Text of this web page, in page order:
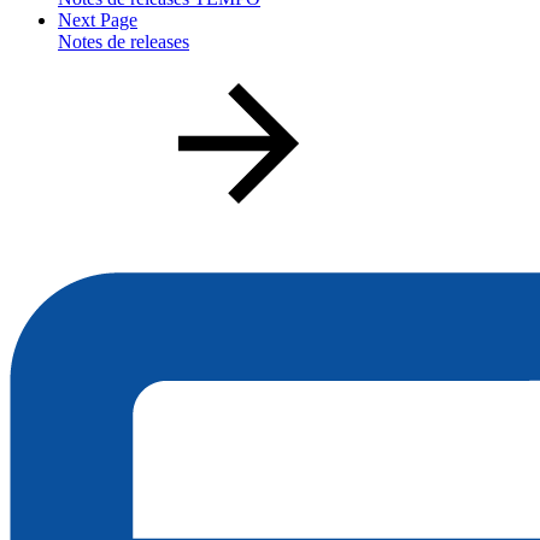
Next Page
Notes de releases